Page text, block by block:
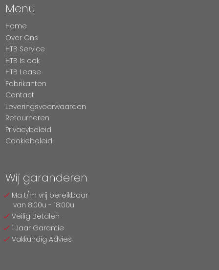
Menu
Home
Over Ons
HTB Service
HTB Is ook
HTB Lease
Fabrikanten
Contact
Leveringsvoorwaarden
Retourneren
Privacybeleid
Cookiebeleid
Wij garanderen
Ma t/m vrij bereikbaar
van 8:00u - 18:00u
Veilig Betalen
1 Jaar Garantie
Vakkundig Advies